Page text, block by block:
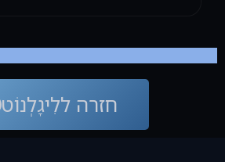
חזרה ללִיגָלְנוֹט